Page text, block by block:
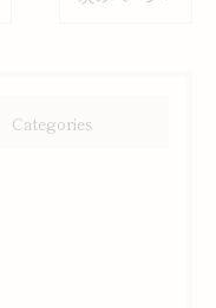
Categories